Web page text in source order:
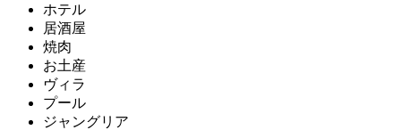
ホテル
居酒屋
焼肉
お土産
ヴィラ
プール
ジャングリア